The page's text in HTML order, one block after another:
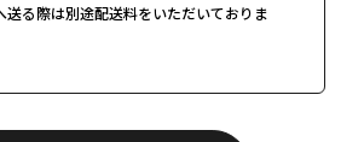
る際は別途配送料をいただいておりま